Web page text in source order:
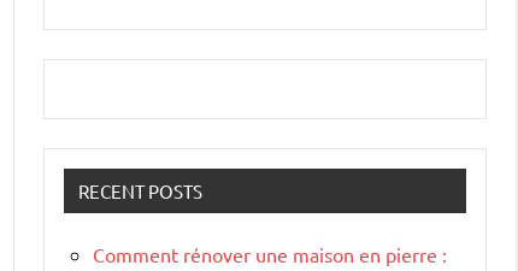
RECENT POSTS
Comment rénover une maison en pierre :